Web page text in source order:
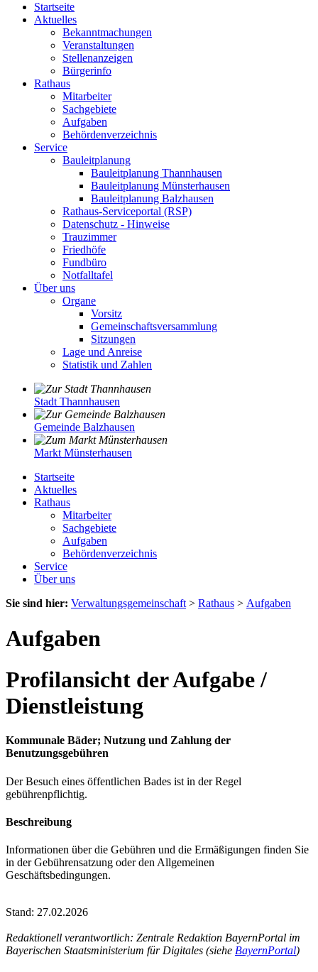
Startseite
Aktuelles
Bekanntmachungen
Veranstaltungen
Stellenanzeigen
Bürgerinfo
Rathaus
Mitarbeiter
Sachgebiete
Aufgaben
Behördenverzeichnis
Service
Bauleitplanung
Bauleitplanung Thannhausen
Bauleitplanung Münsterhausen
Bauleitplanung Balzhausen
Rathaus-Serviceportal (RSP)
Datenschutz - Hinweise
Trauzimmer
Friedhöfe
Fundbüro
Notfalltafel
Über uns
Organe
Vorsitz
Gemeinschaftsversammlung
Sitzungen
Lage und Anreise
Statistik und Zahlen
Stadt Thannhausen
Gemeinde Balzhausen
Markt Münsterhausen
Startseite
Aktuelles
Rathaus
Mitarbeiter
Sachgebiete
Aufgaben
Behördenverzeichnis
Service
Über uns
Sie sind hier: Verwaltungsgemeinschaft > Rathaus > Aufgaben
Aufgaben
Profilansicht der Aufgabe /
Dienstleistung
Kommunale Bäder; Nutzung und Zahlung der
Benutzungsgebühren
Der Besuch eines öffentlichen Bades ist in der Regel
gebührenpflichtig.
Beschreibung
Informationen über die Gebühren und die Ermäßigungen finden Sie
in der Gebührensatzung oder den Allgemeinen
Geschäftsbedingungen.
Stand: 27.02.2026
Redaktionell verantwortlich: Zentrale Redaktion BayernPortal im
Bayerischen Staatsministerium für Digitales (siehe BayernPortal)